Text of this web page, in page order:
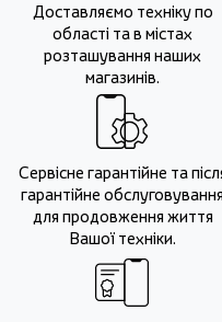
Доставляємо техніку по
області та в містах
розташування наших
магазинів.
Сервісне гарантійне та
гарантійне обслуговування
для продовження життя
Вашої техніки.